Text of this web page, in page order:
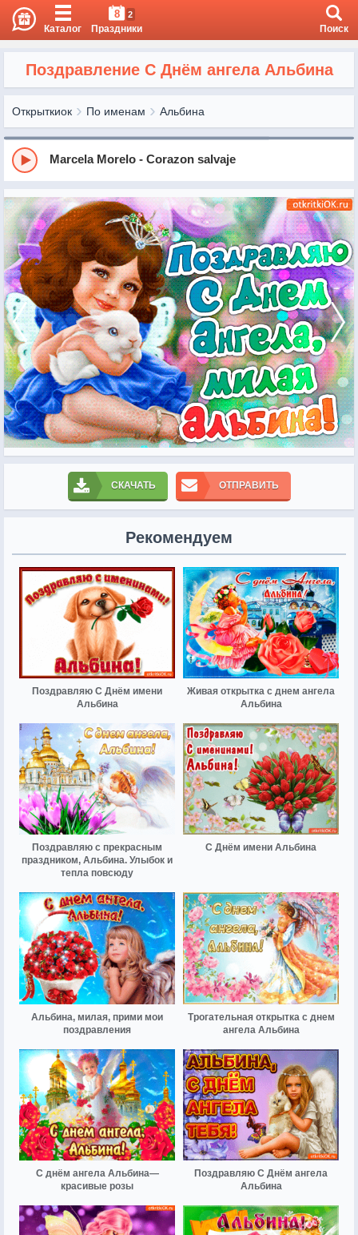
Каталог
8 2
Праздники Поиск
Поздравление С Днём ангела Альбина
Открыткиок По именам Альбина
Marcela Morelo - Corazon salvaje
СКАЧАТЬ ОТПРАВИТЬ
Рекомендуем
Поздравляю С Днём имени
Альбина
Живая открытка с днем ангела
Альбина
Поздравляю с прекрасным
праздником, Альбина. Улыбок и
тепла повсюду
С Днём имени Альбина
Альбина, милая, прими мои
поздравления
Трогательная открытка с днем
ангела Альбина
С днём ангела Альбина—
красивые розы
Поздравляю С Днём ангела
Альбина